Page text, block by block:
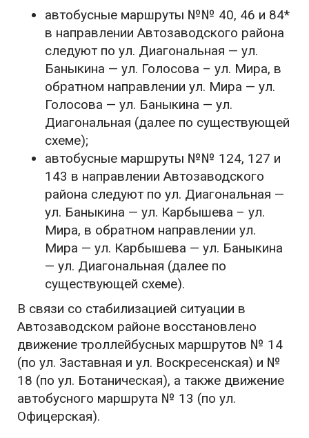
автобусные маршруты №№ 40, 46 и 84*
в направлении Автозаводского района
следуют по ул. Диагональная — ул.
Баныкина — ул. Голосова – ул. Мира, в
обратном направлении ул. Мира — ул.
Голосова — ул. Баныкина — ул.
Диагональная (далее по существующей
схеме);
автобусные маршруты №№ 124, 127 и
143 в направлении Автозаводского
района следуют по ул. Диагональная —
ул. Баныкина — ул. Карбышева – ул.
Мира, в обратном направлении ул.
Мира — ул. Карбышева — ул. Баныкина
— ул. Диагональная (далее по
существующей схеме).
В связи со стабилизацией ситуации в
Автозаводском районе восстановлено
движение троллейбусных маршрутов № 14
(по ул. Заставная и ул. Воскресенская) и №
18 (по ул. Ботаническая), а также движение
автобусного маршрута № 13 (по ул.
Офицерская).